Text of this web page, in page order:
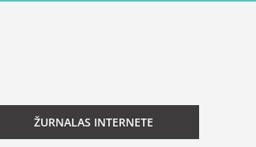
ŽURNALAS INTERNETE